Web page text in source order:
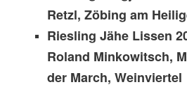
Retzl, Zöbing am
Riesling Jähe Lissen
Roland Minkowitsch,
der March, Weinviertel